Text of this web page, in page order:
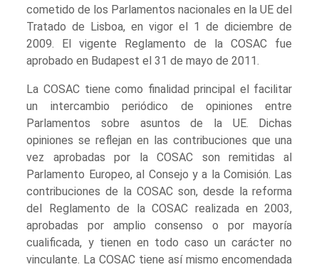
cometido de los Parlamentos nacionales en la UE del
Tratado de Lisboa, en vigor el 1 de diciembre de
2009. El vigente Reglamento de la COSAC fue
aprobado en Budapest el 31 de mayo de 2011.
La COSAC tiene como finalidad principal el facilitar
un intercambio periódico de opiniones entre
Parlamentos sobre asuntos de la UE. Dichas
opiniones se reflejan en las contribuciones que una
vez aprobadas por la COSAC son remitidas al
Parlamento Europeo, al Consejo y a la Comisión. Las
contribuciones de la COSAC son, desde la reforma
del Reglamento de la COSAC realizada en 2003,
aprobadas por amplio consenso o por mayoría
cualificada, y tienen en todo caso un carácter no
vinculante. La COSAC tiene así mismo encomendada